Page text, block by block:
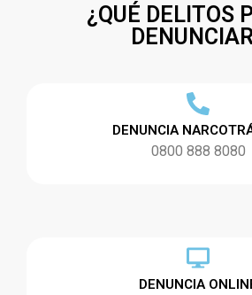
¿QUÉ DELITOS
DENUNCIA
0800 888 8080
DENUNCIA